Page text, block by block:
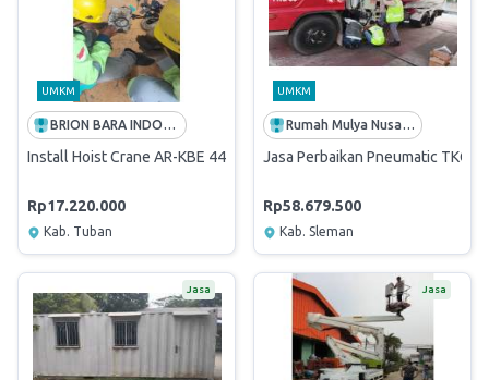
UMKM
BRION BARA INDONESIA
Install Hoist Crane AR-KBE 442-PH1
Rp17.220.000
Kab. Tuban
UMKM
Rumah Mulya Nusantara
Jasa Perbaikan Pneumatic TKG -
Rp58.679.500
Kab. Sleman
Jasa Jasa